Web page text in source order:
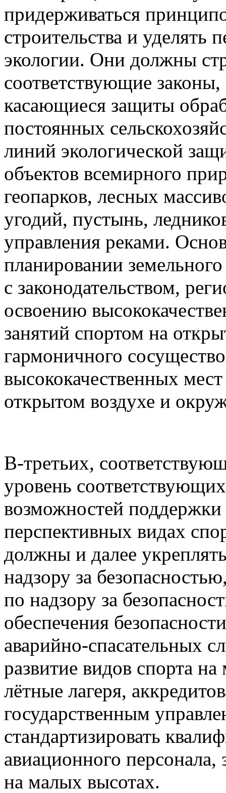
придерживаться
строительства и уделять
экологии. Они должны
соответствующие
касающиеся защиты
постоянных
линий экологической
объектов всемирного
геопарков, лесных
угодий, пустынь,
управления реками.
планировании
с законодательством,
освоению
занятий спортом на
гармоничного
высококачественных
открытом воздухе и
В-третьих,
уровень
возможностей
перспективных видах
должны и далее
надзору за
по надзору за
обеспечения
аварийно-спасательных
развитие видов спорта
лётные лагеря,
государственным
стандартизировать
авиационного
на малых высотах.